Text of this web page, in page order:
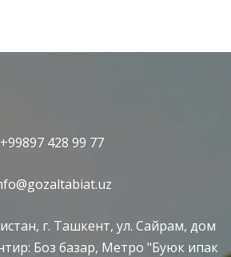
+99897 428 99 77
г. Ташкент, ул. Сайрам, дом
Боз базар, Метро "Буюк ипак